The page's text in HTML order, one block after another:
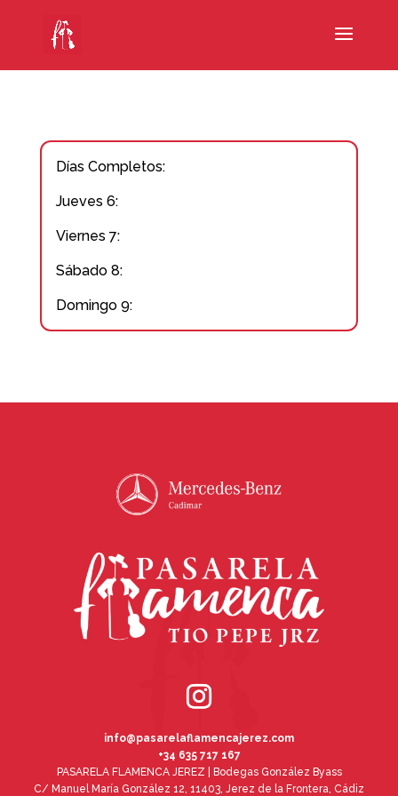
Días Completos:
Jueves 6:
Viernes 7:
Sábado 8:
Domingo 9:
info@pasarelaflamencajerez.com
+34 635 717 167
PASARELA FLAMENCA JEREZ | Bodegas González Byass
C/ Manuel María González 12, 11403, Jerez de la Frontera, Cádiz